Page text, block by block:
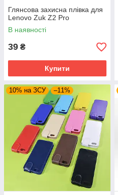
Глянсова захисна плівка для
Lenovo Zuk Z2 Pro
В наявності
39 ₴
Купити
10% на ЗСУ –11%